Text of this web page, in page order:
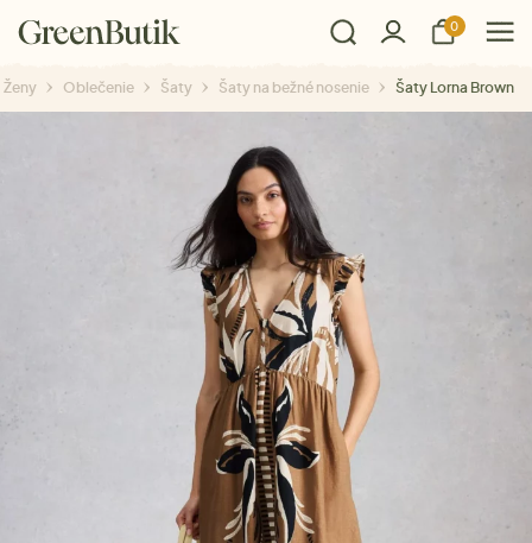
0
Ženy Oblečenie Šaty Šaty na bežné nosenie Šaty Lorna Brown